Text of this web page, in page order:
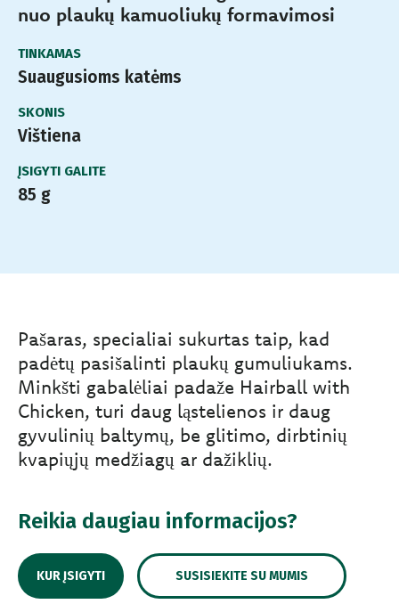
nuo plaukų kamuoliukų formavimosi
TINKAMAS
Suaugusioms katėms
SKONIS
Vištiena
ĮSIGYTI GALITE
85 g
Pašaras, specialiai sukurtas taip, kad
padėtų pasišalinti plaukų gumuliukams.
Minkšti gabalėliai padaže Hairball with
Chicken, turi daug ląstelienos ir daug
gyvulinių baltymų, be glitimo, dirbtinių
kvapiųjų medžiagų ar dažiklių.
Reikia daugiau informacijos?
KUR ĮSIGYTI SUSISIEKITE SU MUMIS